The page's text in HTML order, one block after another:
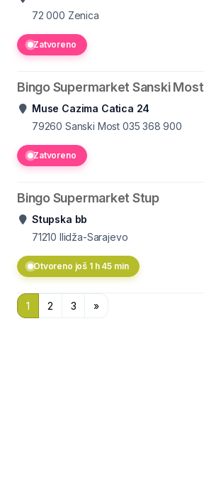
72 000 Zenica
Zatvoreno
Bingo Supermarket Sanski Most
Muse Cazima Catica 24
79260 Sanski Most 035 368 900
Zatvoreno
Bingo Supermarket Stup
Stupska bb
71210 Ilidža-Sarajevo
Otvoreno još 1 h 45 min
1 2 3 »